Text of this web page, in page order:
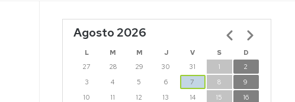
Agosto 2026
L M M J V S
D
27
28 29 30 31 1
2
3
4 5 6 7 8
9
10
11 12 13 14 15
16
Paginación